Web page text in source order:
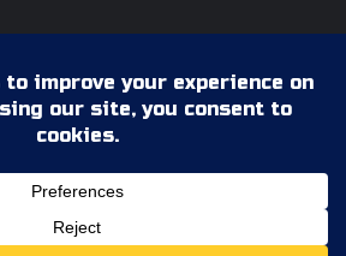
Todos os Direitos Reservados |
pelos Ralis em Portugal
Estatuto Editorial